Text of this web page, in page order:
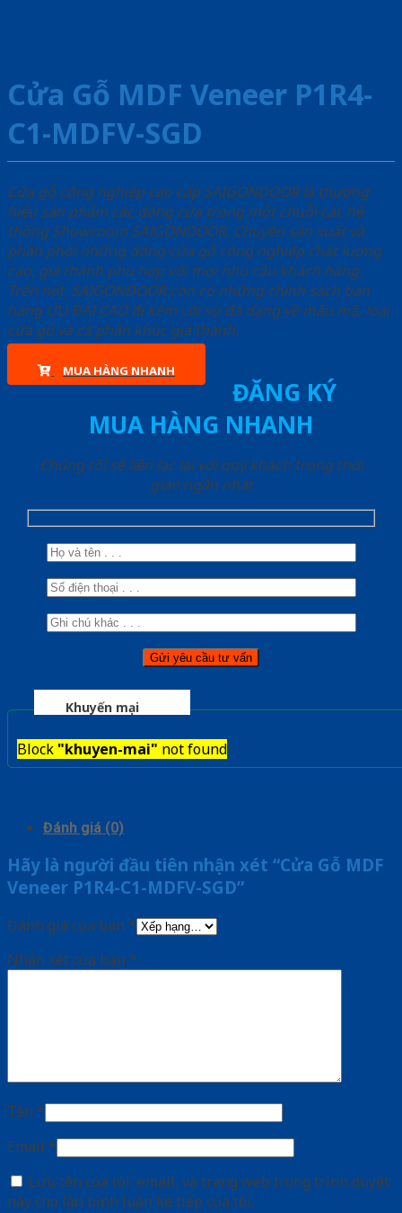
Cửa Gỗ MDF Veneer P1R4-
C1-MDFV-SGD
Cửa gỗ công nghiệp cao cấp SAIGONDOOR là thương
hiệu sản phẩm các dòng cửa trong một chuỗi các hệ
thống Showroom SAIGONDOOR. Chuyên sản xuất và
phân phối những dòng cửa gỗ công nghiệp chất lượng
cao, giá thành phù hợp với mọi nhu cầu khách hàng.
Trên hết, SAIGONDOOR còn có những chính sách bán
hàng ƯU ĐÃI CAO đi kèm với sự đa dạng về mẫu mã, loại
cửa gỗ và cả phân khúc giá thành.
MUA HÀNG NHANH
ĐĂNG KÝ
MUA HÀNG NHANH
Chúng tôi sẽ liên lạc lại với quý khách trong thời
gian ngắn nhất
Khuyến mại
Block "khuyen-mai" not found
Đánh giá (0)
Hãy là người đầu tiên nhận xét “Cửa Gỗ MDF
Veneer P1R4-C1-MDFV-SGD”
Đánh giá của bạn *
Nhận xét của bạn *
Tên *
Email *
Lưu tên của tôi, email, và trang web trong trình duyệt
này cho lần bình luận kế tiếp của tôi.